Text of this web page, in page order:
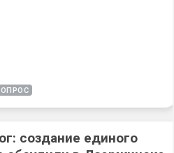
ОПРОС
создание единого